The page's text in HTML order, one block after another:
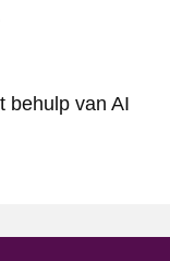
behulp van AI